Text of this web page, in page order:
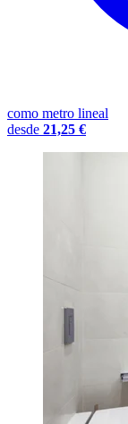
como metro lineal
desde 21,25 €